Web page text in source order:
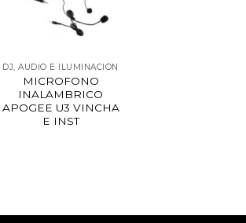
DJ, AUDIO E ILUMINACIÓN
MICROFONO
INALAMBRICO
APOGEE U3 VINCHA
E INST